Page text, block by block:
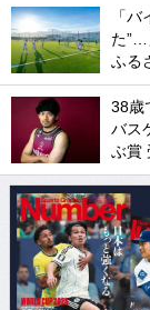
「
た”…
ふる
38歳
バス
ぶ賞